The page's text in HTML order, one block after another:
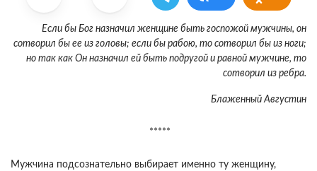
Если бы Бог назначил женщине быть госпожой мужчины, он
сотворил бы ее из головы; если бы рабою, то сотворил бы из ноги;
но так как Он назначил ей быть подругой и равной мужчине, то
сотворил из ребра.
Блаженный Августин
*****
Мужчина подсознательно выбирает именно ту женщину,